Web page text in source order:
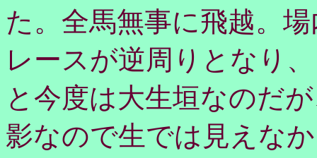
た。全馬無事に飛越。
レースが逆周りとなり
と今度は大生垣なのだ
影なので生では見えな